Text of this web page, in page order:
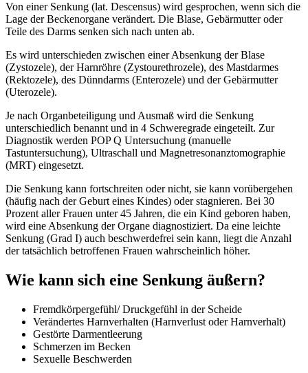
Von einer Senkung (lat. Descensus) wird gesprochen, wenn sich die
Lage der Beckenorgane verändert. Die Blase, Gebärmutter oder
Teile des Darms senken sich nach unten ab.
Es wird unterschieden zwischen einer Absenkung der Blase
(Zystozele), der Harnröhre (Zystourethrozele), des Mastdarmes
(Rektozele), des Dünndarms (Enterozele) und der Gebärmutter
(Uterozele).
Je nach Organbeteiligung und Ausmaß wird die Senkung
unterschiedlich benannt und in 4 Schweregrade eingeteilt. Zur
Diagnostik werden POP Q Untersuchung (manuelle
Tastuntersuchung), Ultraschall und Magnetresonanztomographie
(MRT) eingesetzt.
Die Senkung kann fortschreiten oder nicht, sie kann vorübergehen
(häufig nach der Geburt eines Kindes) oder stagnieren. Bei 30
Prozent aller Frauen unter 45 Jahren, die ein Kind geboren haben,
wird eine Absenkung der Organe diagnostiziert. Da eine leichte
Senkung (Grad I) auch beschwerdefrei sein kann, liegt die Anzahl
der tatsächlich betroffenen Frauen wahrscheinlich höher.
Wie kann sich eine Senkung äußern?
Fremdkörpergefühl/ Druckgefühl in der Scheide
Verändertes Harnverhalten (Harnverlust oder Harnverhalt)
Gestörte Darmentleerung
Schmerzen im Becken
Sexuelle Beschwerden